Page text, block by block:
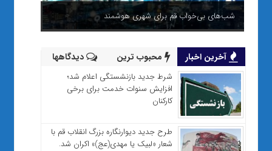
شب‌های بی‌خواب قم برای شهری هوشمند
آخرین اخبار محبوب ترین دیدگاهها
شرط جدید بازنشستگی اعلام شد؛
افزایش سنوات خدمت برای برخی
کارکنان
طرح جدید دیوارنگاره بزرگ انقلاب قم با
شعار «لبیک یا مهدی(عج)» اکران شد.